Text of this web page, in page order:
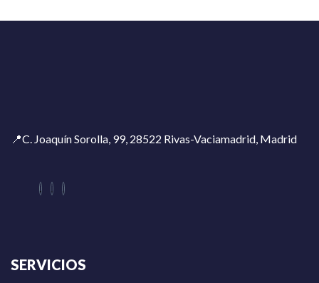
📍C. Joaquín Sorolla, 99, 28522 Rivas-Vaciamadrid, Madrid
SERVICIOS